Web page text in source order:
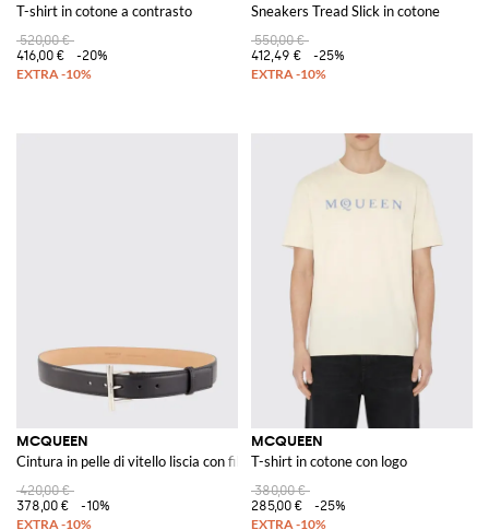
T-shirt in cotone a contrasto
520,00 €
416,00 €
-20%
Sneakers Tread Slick in cotone
550,00 €
412,49 €
-25%
MCQUEEN
Cintura in pelle di vitello liscia con fibbia e logo inciso
420,00 €
378,00 €
-10%
MCQUEEN
T-shirt in cotone con logo
380,00 €
285,00 €
-25%